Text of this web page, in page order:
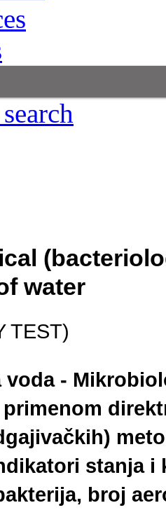
water
TEST)
-
stanja i
broj